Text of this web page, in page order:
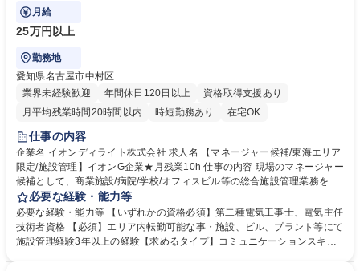
ません。
月給
25万円以上
勤務地
愛知県名古屋市中村区
業界未経験歓迎
年間休日120日以上
資格取得支援あり
月平均残業時間20時間以内
時短勤務あり 在宅OK
仕事の内容
企業名 イオンディライト株式会社 求人名 【マネージャー候補/東海エリア
限定/施設管理】イオンG企業★月残業10h 仕事の内容 現場のマネージャー
候補として、商業施設/病院/学校/オフィスビル等の総合施設管理業務を担
当していただきます。※エリア内で転勤はございますが、エリアを超えた
異動は伴いません。 ・グローバル社員（海外・日本国内転勤有） ・ナシ
ョナル社員（日本国内転勤有）※備考欄により詳細な情報を記載 ＜具体的
な業務内容＞■建物設備機器の操作運転業務 ■設備の日常保守点検業務■設
必要な経験・能力等
必要な経験・能力等 【いずれかの資格必須】第二種電気工事士、電気主任
技術者資格 【必須】エリア内転勤可能な事・施設、ビル、プラント等にて
施設管理経験3年以上の経験【求めるタイプ】コミュニケーションスキル/